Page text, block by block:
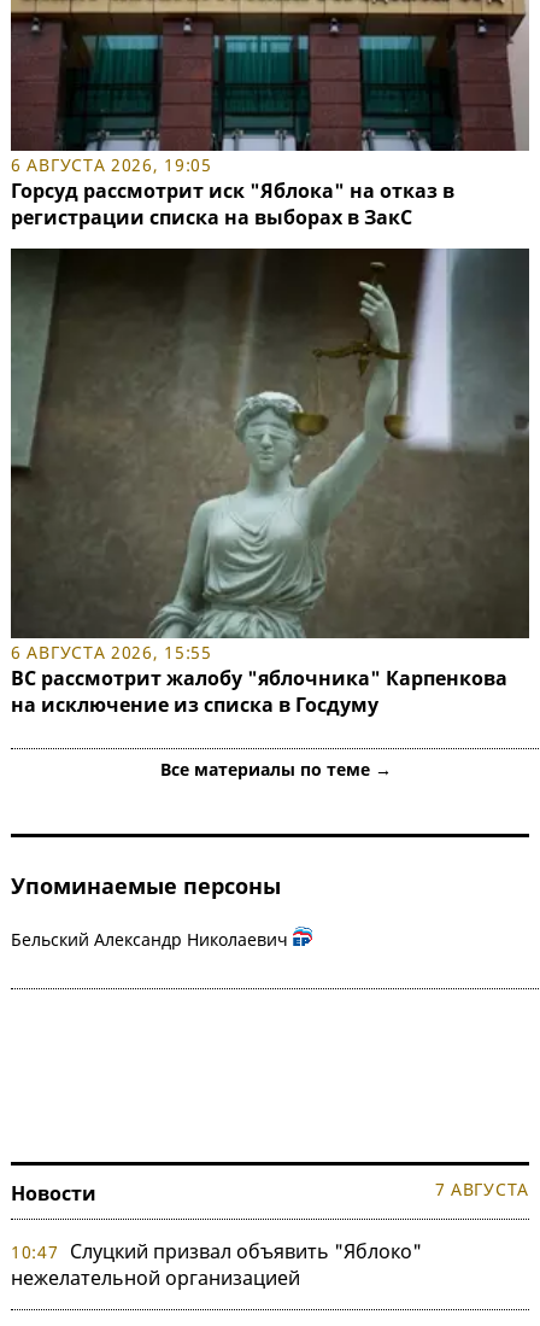
6 АВГУСТА 2026, 19:05
Горсуд рассмотрит иск "Яблока" на отказ в
регистрации списка на выборах в ЗакС
6 АВГУСТА 2026, 15:55
ВС рассмотрит жалобу "яблочника" Карпенкова
на исключение из списка в Госдуму
Все материалы по теме →
Упоминаемые персоны
Бельский Александр Николаевич
Новости 7 АВГУСТА
10:47
Слуцкий призвал объявить "Яблоко"
нежелательной организацией